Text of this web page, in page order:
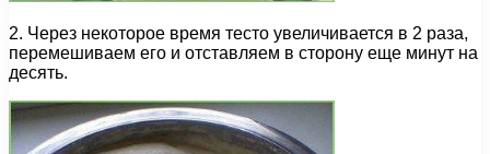
2. Через некоторое время тесто увеличивается в 2 раза,
перемешиваем его и отставляем в сторону еще минут на
десять.